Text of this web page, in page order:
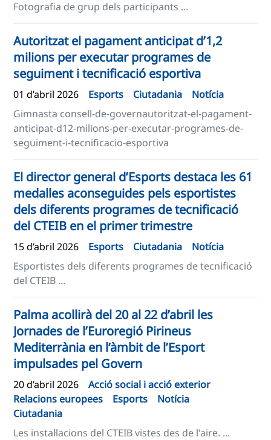
Fotografia de grup dels participants ...
Autoritzat el pagament anticipat d’1,2
milions per executar programes de
seguiment i tecnificació esportiva
01 d’abril 2026 Esports Ciutadania
Notícia
Gimnasta consell-de-governautoritzat-el-pagament-
anticipat-d12-milions-per-executar-programes-de-
seguiment-i-tecnificacio-esportiva
El director general d’Esports destaca les 61
medalles aconseguides pels esportistes
dels diferents programes de tecnificació
del CTEIB en el primer trimestre
15 d’abril 2026 Esports Ciutadania
Notícia
Esportistes dels diferents programes de tecnificació
del CTEIB ...
Palma acollirà del 20 al 22 d’abril les
Jornades de l’Euroregió Pirineus
Mediterrània en l’àmbit de l’Esport
impulsades pel Govern
20 d’abril 2026
Acció social i acció exterior
Relacions europees
Esports
Notícia
Ciutadania
Les instal·lacions del CTEIB vistes des de l'aire. ...